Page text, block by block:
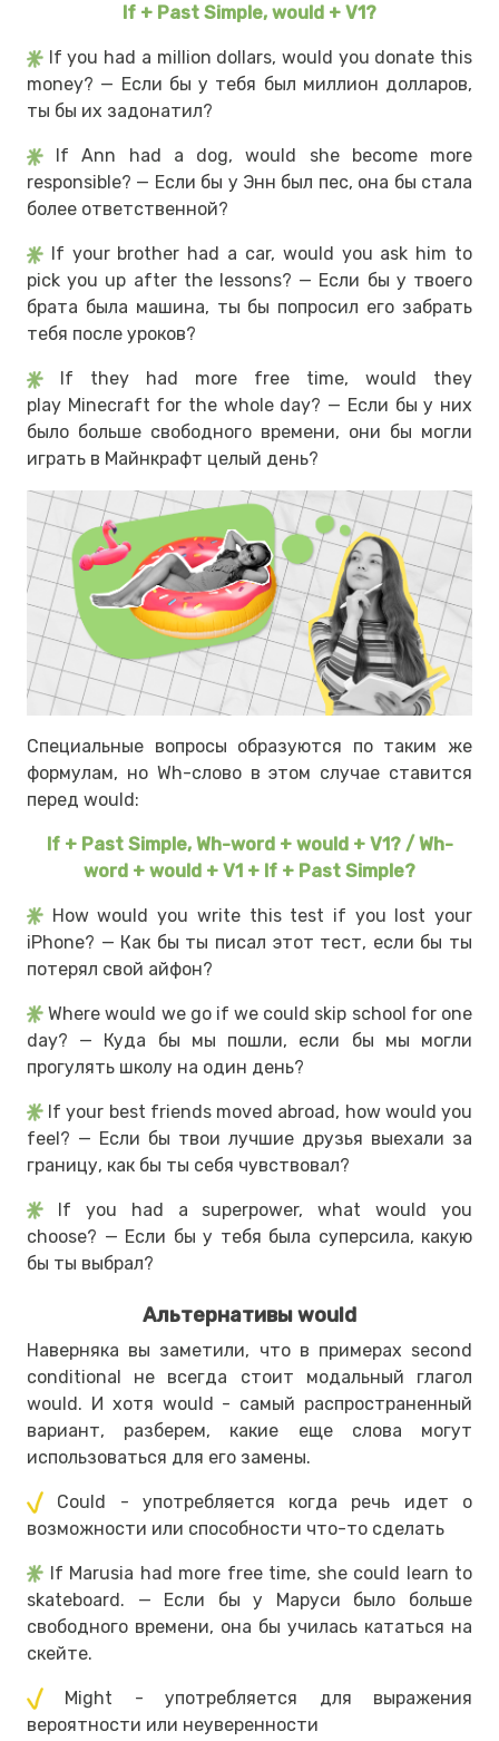
If + Past Simple, would + V1?
If you had a million dollars, would you donate this
money? — Если бы у тебя был миллион долларов,
ты бы их задонатил?
If Ann had a dog, would she become more
responsible? — Если бы у Энн был пес, она бы стала
более ответственной?
If your brother had a car, would you ask him to
pick you up after the lessons? — Если бы у твоего
брата была машина, ты бы попросил его забрать
тебя после уроков?
If they had more free time, would they
play Minecraft for the whole day? — Если бы у них
было больше свободного времени, они бы могли
играть в Майнкрафт целый день?
Специальные вопросы образуются по таким же
формулам, но Wh-слово в этом случае ставится
перед would:
If + Past Simple, Wh-word + would + V1? / Wh-
word + would + V1 + If + Past Simple?
How would you write this test if you lost your
iPhone? — Как бы ты писал этот тест, если бы ты
потерял свой айфон?
Where would we go if we could skip school for one
day? — Куда бы мы пошли, если бы мы могли
прогулять школу на один день?
If your best friends moved abroad, how would you
feel? — Если бы твои лучшие друзья выехали за
границу, как бы ты себя чувствовал?
If you had a superpower, what would you
choose? — Если бы у тебя была суперсила, какую
бы ты выбрал?
Альтернативы would
Наверняка вы заметили, что в примерах second
conditional не всегда стоит модальный глагол
would. И хотя would - самый распространенный
вариант, разберем, какие еще слова могут
использоваться для его замены.
Could - употребляется когда речь идет о
возможности или способности что-то сделать
If Marusia had more free time, she could learn to
skateboard. — Если бы у Маруси было больше
свободного времени, она бы училась кататься на
скейте.
Might - употребляется для выражения
вероятности или неуверенности